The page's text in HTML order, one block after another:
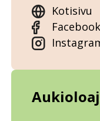
Kotisivu
Facebook